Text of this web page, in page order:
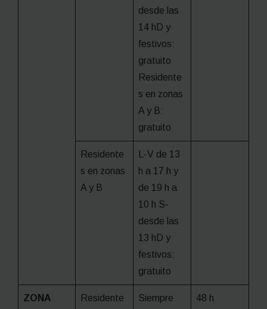
desde las
14 hD y
festivos:
gratuito
Residente
s en zonas
A y B:
gratuito
Residente
s en zonas
A y B
L-V de 13
h a 17 h y
de 19 h a
10 h S-
desde las
13 hD y
festivos:
gratuito
ZONA
Residente
Siempre 48 h